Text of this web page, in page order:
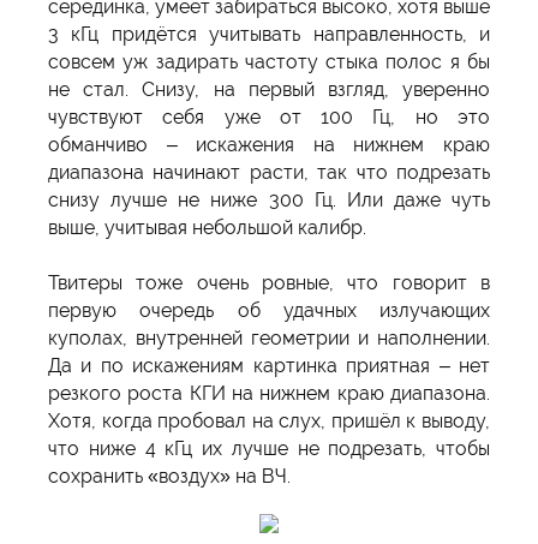
серединка, умеет забираться высоко, хотя выше
3 кГц придётся учитывать направленность, и
совсем уж задирать частоту стыка полос я бы
не стал. Снизу, на первый взгляд, уверенно
чувствуют себя уже от 100 Гц, но это
обманчиво – искажения на нижнем краю
диапазона начинают расти, так что подрезать
снизу лучше не ниже 300 Гц. Или даже чуть
выше, учитывая небольшой калибр.
Твитеры тоже очень ровные, что говорит в
первую очередь об удачных излучающих
куполах, внутренней геометрии и наполнении.
Да и по искажениям картинка приятная – нет
резкого роста КГИ на нижнем краю диапазона.
Хотя, когда пробовал на слух, пришёл к выводу,
что ниже 4 кГц их лучше не подрезать, чтобы
сохранить «воздух» на ВЧ.